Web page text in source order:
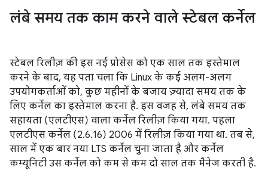
लंबे समय तक काम करने वाले स्टेबल कर्नेल
स्टेबल रिलीज़ की इस नई प्रोसेस को एक साल तक इस्तेमाल
करने के बाद, यह पता चला कि Linux के कई अलग-अलग
उपयोगकर्ताओं को, कुछ महीनों के बजाय ज़्यादा समय तक के
लिए कर्नेल का इस्तेमाल करना है. इस वजह से, लंबे समय तक
सहायता (एलटीएस) वाला कर्नेल रिलीज़ किया गया. पहला
एलटीएस कर्नेल (2.6.16) 2006 में रिलीज़ किया गया था. तब से,
साल में एक बार नया LTS कर्नेल चुना जाता है और कर्नेल
कम्यूनिटी उस कर्नेल को कम से कम दो साल तक मैनेज करती है.